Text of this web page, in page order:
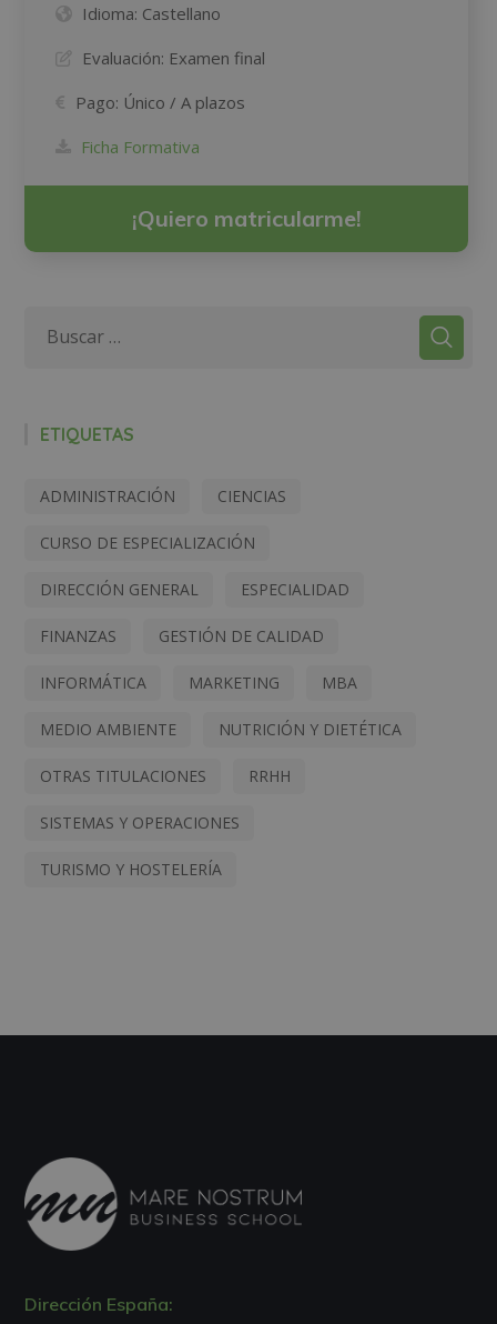
Idioma: Castellano
Evaluación: Examen final
Pago: Único / A plazos
Ficha Formativa
¡Quiero matricularme!
ETIQUETAS
ADMINISTRACIÓN CIENCIAS
CURSO DE ESPECIALIZACIÓN
DIRECCIÓN GENERAL ESPECIALIDAD
FINANZAS GESTIÓN DE CALIDAD
INFORMÁTICA MARKETING MBA
MEDIO AMBIENTE NUTRICIÓN Y DIETÉTICA
OTRAS TITULACIONES RRHH
SISTEMAS Y OPERACIONES
TURISMO Y HOSTELERÍA
Dirección España: